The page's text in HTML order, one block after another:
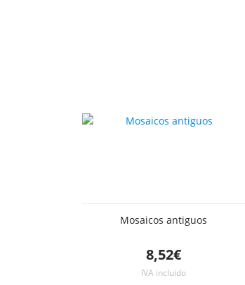
Mosaicos antiguos
8,52€
IVA incluido